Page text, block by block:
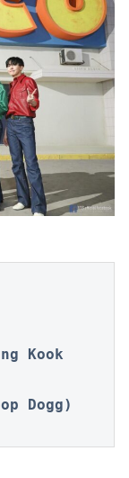
Kook
Dogg)